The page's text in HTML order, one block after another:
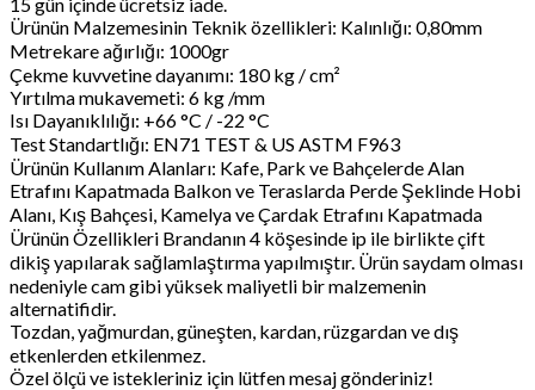
Ürünün Malzemesinin Teknik özellikleri: Kalınlığı: 0,80mm
Metrekare ağırlığı: 1000gr
Çekme kuvvetine dayanımı: 180 kg / cm²
Yırtılma mukavemeti: 6 kg /mm
Isı Dayanıklılığı: +66 °C / -22 °C
Test Standartlığı: EN71 TEST & US ASTM F963
Ürünün Kullanım Alanları: Kafe, Park ve Bahçelerde Alan
Etrafını Kapatmada Balkon ve Teraslarda Perde Şeklinde Hobi
Alanı, Kış Bahçesi, Kamelya ve Çardak Etrafını Kapatmada
Ürünün Özellikleri Brandanın 4 köşesinde ip ile birlikte çift
dikiş yapılarak sağlamlaştırma yapılmıştır. Ürün saydam olması
nedeniyle cam gibi yüksek maliyetli bir malzemenin
alternatifidir.
Tozdan, yağmurdan, güneşten, kardan, rüzgardan ve dış
etkenlerden etkilenmez.
Özel ölçü ve istekleriniz için lütfen mesaj gönderiniz!